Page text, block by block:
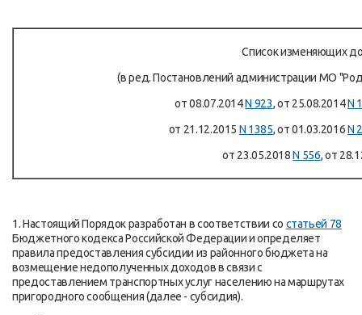
Список изменяющих
(в ред. Постановлений администрации МО
от 08.07.2014N 923, от 25.08.2014N
от 21.12.2015 N 1385, от 01.03.2016N
от 23.05.2018N 556, от
1. Настоящий Порядок разработан в соответствии со статьей 78
Бюджетного кодекса Российской Федерации и определяет
правила предоставления субсидии из районного бюджета на
возмещение недополученных доходов в связи с
предоставлением транспортных услуг населению на маршрутах
пригородного сообщения (далее - субсидия).